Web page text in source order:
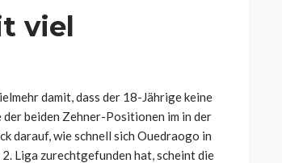
viel
damit, dass der 18-Jährige keine
beiden Zehner-Positionen im in der
darauf, wie schnell sich Ouedraogo in
Liga zurechtgefunden hat, scheint die